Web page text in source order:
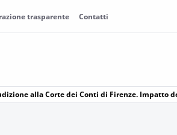
trasparente Contatti
alla Corte dei Conti di Firenze. Impatto